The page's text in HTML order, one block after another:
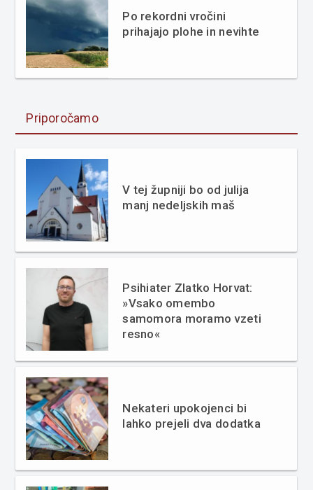
Po rekordni vročini
prihajajo plohe in nevihte
Priporočamo
V tej župniji bo od julija
manj nedeljskih maš
Psihiater Zlatko Horvat:
»Vsako omembo
samomora moramo vzeti
resno«
Nekateri upokojenci bi
lahko prejeli dva dodatka